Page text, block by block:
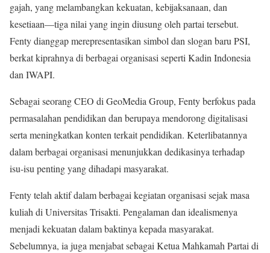
gajah, yang melambangkan kekuatan, kebijaksanaan, dan
kesetiaan—tiga nilai yang ingin diusung oleh partai tersebut.
Fenty dianggap merepresentasikan simbol dan slogan baru PSI,
berkat kiprahnya di berbagai organisasi seperti Kadin Indonesia
dan IWAPI.
Sebagai seorang CEO di GeoMedia Group, Fenty berfokus pada
permasalahan pendidikan dan berupaya mendorong digitalisasi
serta meningkatkan konten terkait pendidikan. Keterlibatannya
dalam berbagai organisasi menunjukkan dedikasinya terhadap
isu-isu penting yang dihadapi masyarakat.
Fenty telah aktif dalam berbagai kegiatan organisasi sejak masa
kuliah di Universitas Trisakti. Pengalaman dan idealismenya
menjadi kekuatan dalam baktinya kepada masyarakat.
Sebelumnya, ia juga menjabat sebagai Ketua Mahkamah Partai di